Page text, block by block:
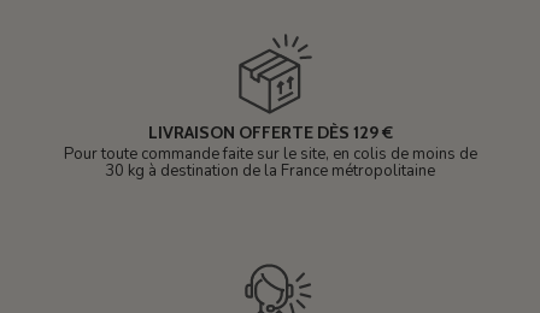
LIVRAISON OFFERTE DÈS 129 €
Pour toute commande faite sur le site, en colis de moins de
30 kg à destination de la France métropolitaine